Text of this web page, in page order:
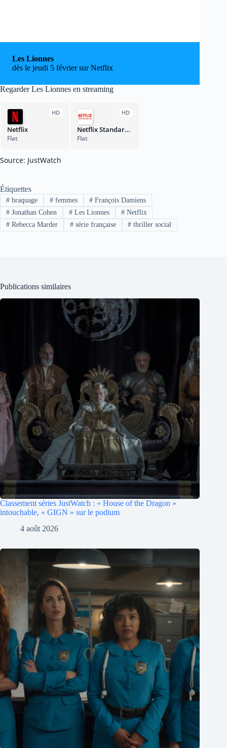
Les Lionnes
dès le jeudi 5 février sur Netflix
Regarder Les Lionnes en streaming
HD
Netflix
Flat
HD
Netflix Standard with Ads
Flat
Source: JustWatch
Étiquettes
#braquage #femmes # François Damiens
#Jonathan Cohen #Les Lionnes # Netflix
#Rebecca Marder #série française # thriller social
Publications similaires
Classement séries JustWatch : « House of the Dragon »
intouchable, « GIGN » sur le podium
4 août 2026